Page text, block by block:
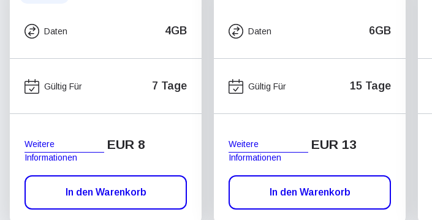
Daten 4GB
Gültig Für 7 Tage
Weitere
Informationen
EUR 8
In den Warenkorb
Daten 6GB
Gültig Für 15 Tage
Weitere
Informationen
EUR 13
In den Warenkorb